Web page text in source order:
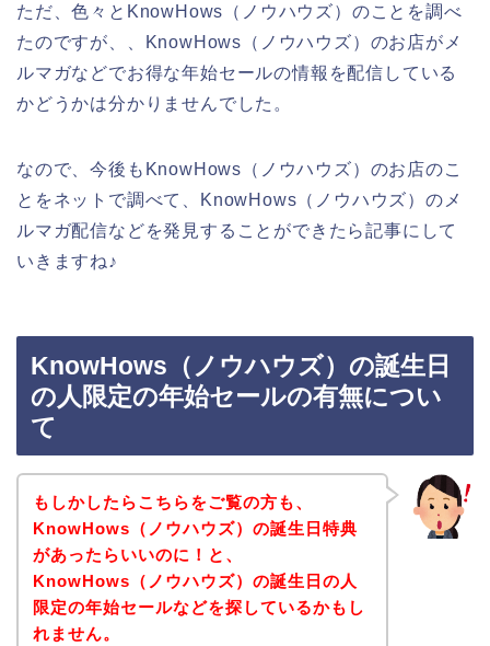
ただ、色々とKnowHows（ノウハウズ）のことを調べ
たのですが、、KnowHows（ノウハウズ）のお店がメ
ルマガなどでお得な年始セールの情報を配信している
かどうかは分かりませんでした。
なので、今後もKnowHows（ノウハウズ）のお店のこ
とをネットで調べて、KnowHows（ノウハウズ）のメ
ルマガ配信などを発見することができたら記事にして
いきますね♪
KnowHows（ノウハウズ）の誕生日
の人限定の年始セールの有無につい
て
もしかしたらこちらをご覧の方も、
KnowHows（ノウハウズ）の誕生日特典
があったらいいのに！と、
KnowHows（ノウハウズ）の誕生日の人
限定の年始セールなどを探しているかもし
れません。